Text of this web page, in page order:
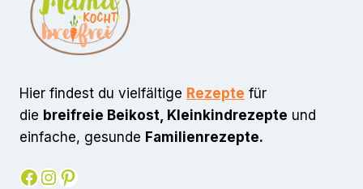
Hier findest du vielfältige Rezepte für
die breifreie Beikost, Kleinkindrezepte und
einfache, gesunde Familienrezepte.
Facebook
Instagram
Pinterest